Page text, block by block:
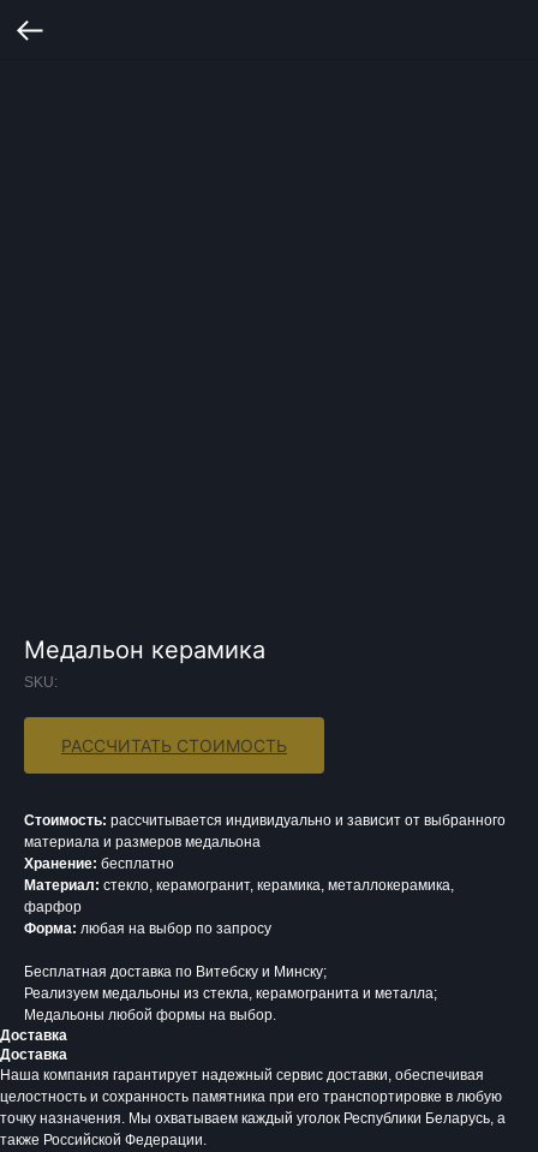
Медальон керамика
SKU:
РАССЧИТАТЬ СТОИМОСТЬ
Стоимость: рассчитывается индивидуально и зависит от выбранного
материала и размеров медальона
Хранение: бесплатно
Материал: стекло, керамогранит, керамика, металлокерамика,
фарфор
Форма: любая на выбор по запросу
Бесплатная доставка по Витебску и Минску;
Реализуем медальоны из стекла, керамогранита и металла;
Медальоны любой формы на выбор.
Доставка
Доставка
Наша компания гарантирует надежный сервис доставки, обеспечивая
целостность и сохранность памятника при его транспортировке в любую
точку назначения. Мы охватываем каждый уголок Республики Беларусь, а
также Российской Федерации.